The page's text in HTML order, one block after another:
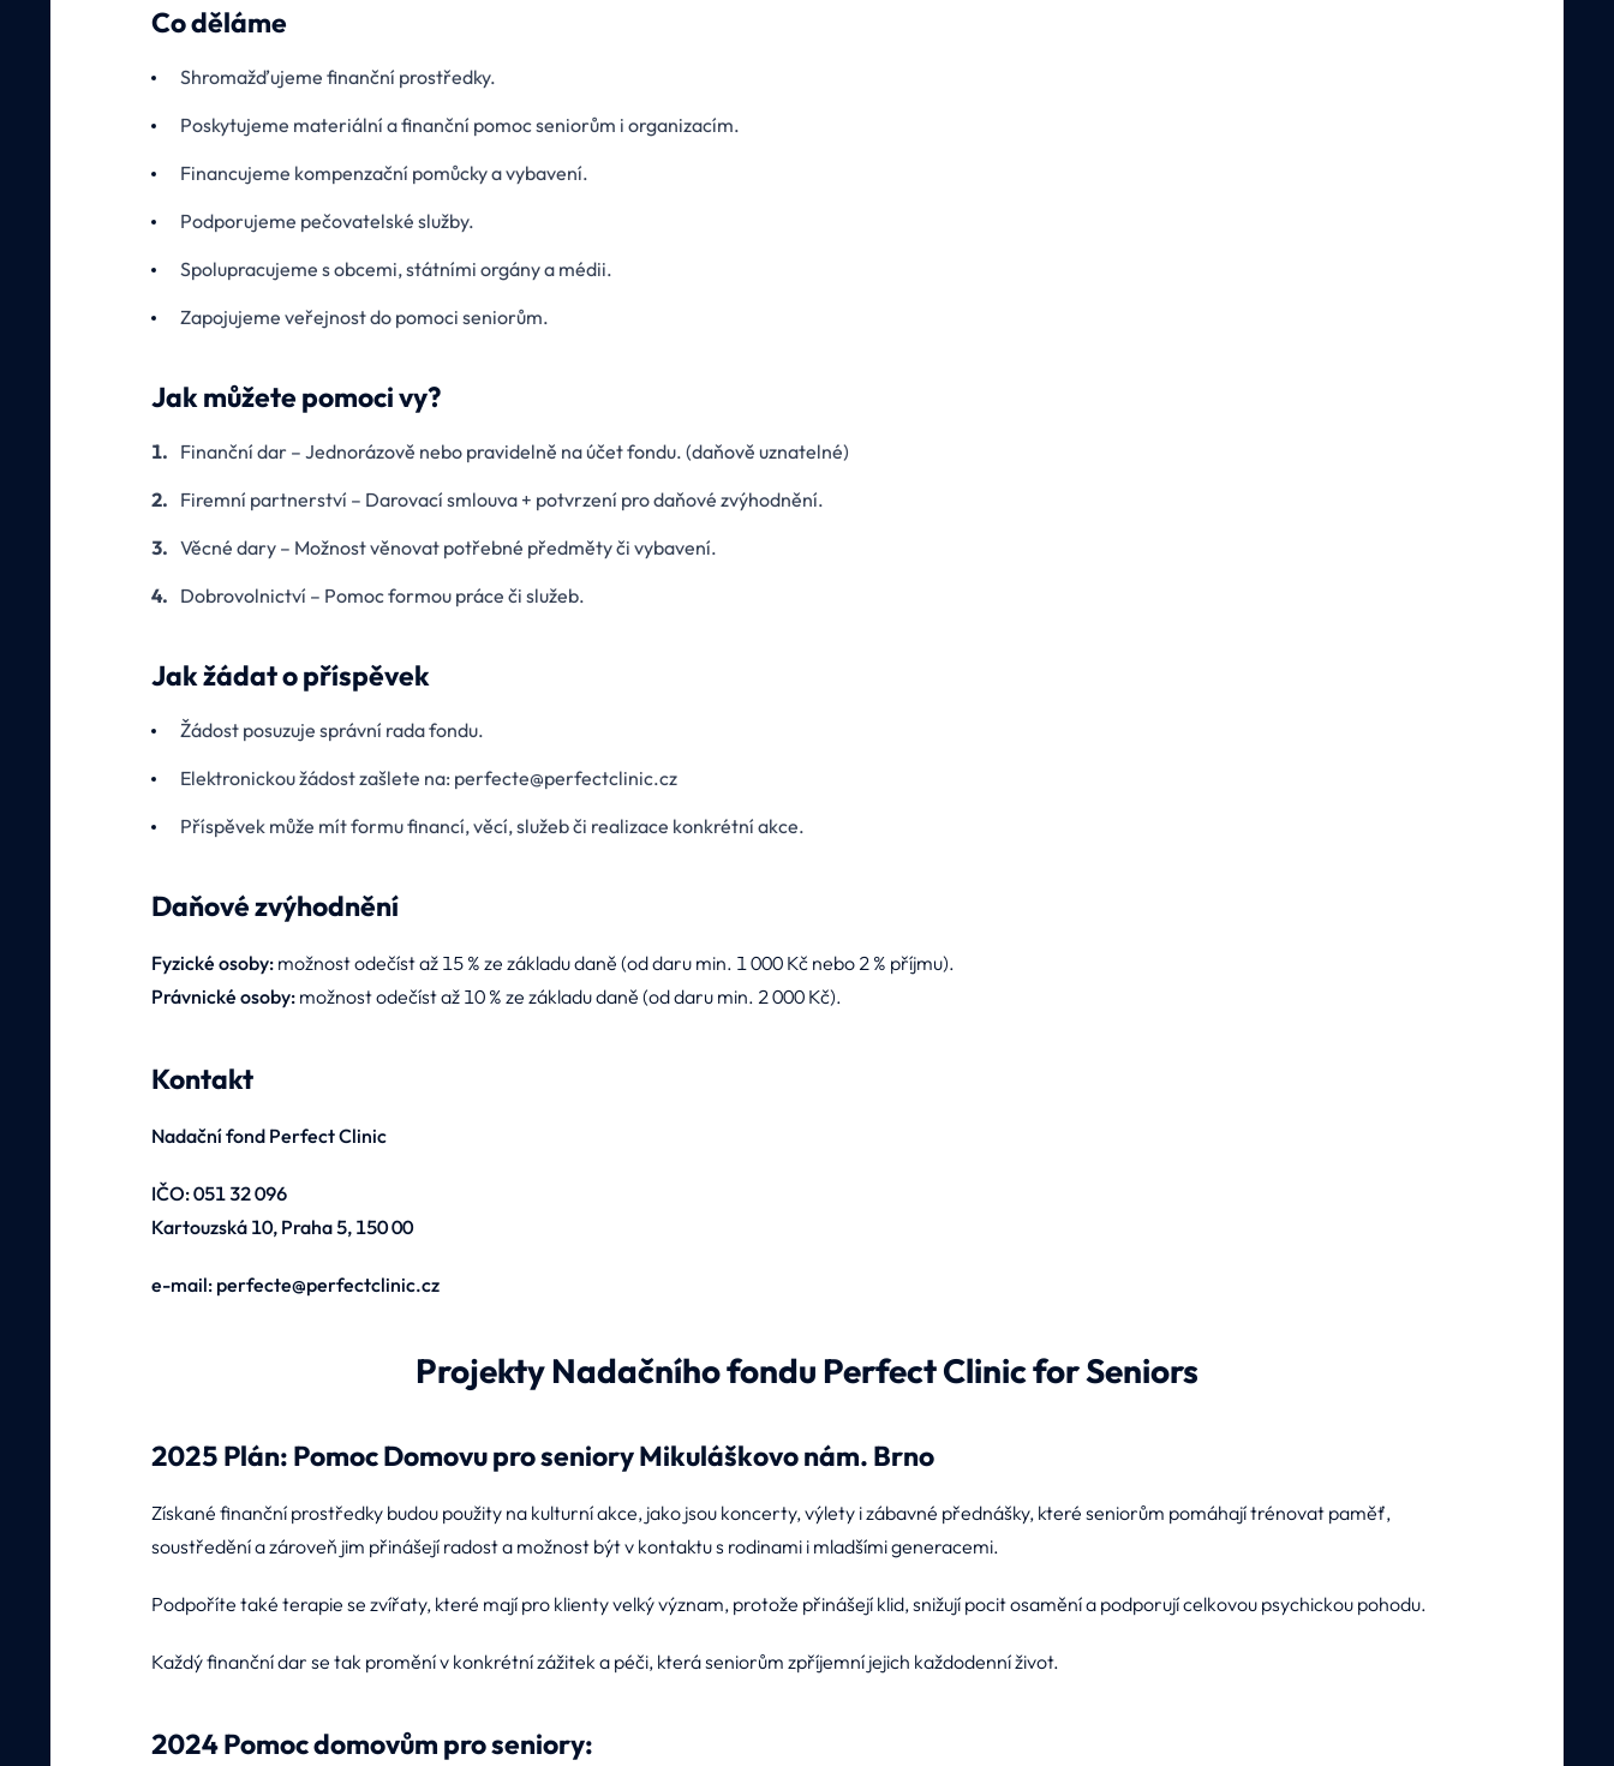
Co děláme
Shromažďujeme finanční prostředky.
Poskytujeme materiální a finanční pomoc seniorům i organizacím.
Financujeme kompenzační pomůcky a vybavení.
Podporujeme pečovatelské služby.
Spolupracujeme s obcemi, státními orgány a médii.
Zapojujeme veřejnost do pomoci seniorům.
Jak můžete pomoci vy?
Finanční dar – Jednorázově nebo pravidelně na účet fondu. (daňově uznatelné)
Firemní partnerství – Darovací smlouva + potvrzení pro daňové zvýhodnění.
Věcné dary – Možnost věnovat potřebné předměty či vybavení.
Dobrovolnictví – Pomoc formou práce či služeb.
Jak žádat o příspěvek
Žádost posuzuje správní rada fondu.
Elektronickou žádost zašlete na: perfecte@perfectclinic.cz
Příspěvek může mít formu financí, věcí, služeb či realizace konkrétní akce.
Daňové zvýhodnění
Fyzické osoby: možnost odečíst až 15 % ze základu daně (od daru min. 1 000 Kč nebo 2 % příjmu).
Právnické osoby: možnost odečíst až 10 % ze základu daně (od daru min. 2 000 Kč).
Kontakt
Nadační fond Perfect Clinic
IČO: 051 32 096
Kartouzská 10, Praha 5, 150 00
e-mail: perfecte@perfectclinic.cz
Projekty Nadačního fondu Perfect Clinic for Seniors
2025 Plán: Pomoc Domovu pro seniory Mikuláškovo nám. Brno
Získané finanční prostředky budou použity na kulturní akce, jako jsou koncerty, výlety i zábavné přednášky, které seniorům pomáhají trénovat paměť,
soustředění a zároveň jim přinášejí radost a možnost být v kontaktu s rodinami i mladšími generacemi.
Podpoříte také terapie se zvířaty, které mají pro klienty velký význam, protože přinášejí klid, snižují pocit osamění a podporují celkovou psychickou pohodu.
Každý finanční dar se tak promění v konkrétní zážitek a péči, která seniorům zpříjemní jejich každodenní život.
2024 Pomoc domovům pro seniory: